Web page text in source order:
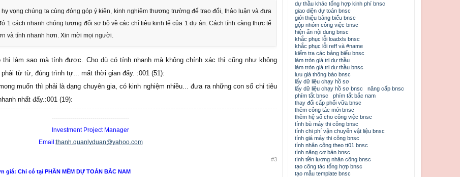
vọng chúng ta cùng đóng góp ý kiên, kinh nghiệm thương trường để trao đổi, thảo luận và đưa
1 cách nhanh chóng tương đối sơ bộ về các chỉ tiêu kinh tế của 1 dự án. Cách tính càng thực tế
và tính nhanh hơn. Xin mời mọi người.
thì làm sao mà tính được. Cho dù có tính nhanh mà không chính xác thì cũng như không
từ từ, đúng trình tự... mất thời gian đấy. :001 (51):
muốn thì phải là dạng chuyên gia, có kinh nghiệm nhiều... đưa ra những con số chỉ tiêu
nhất đấy.:001 (19):
--------------------------------------
Investment Project Manager
Email:thanh.quanlyduan@yahoo.com
#3
Chỉ có tại PHẦN MỀM DỰ TOÁN BẮC NAM
dự thầu khác tổng hợp kinh phí bnsc
giao diện dự toán bnsc
giới thiệu bảng biểu bnsc
gộp nhóm công việc bnsc
hiện ẩn nội dung bnsc
khắc phục lỗi loadxls bnsc
khắc phục lỗi reff và #name
kiểm tra các bảng biểu bnsc
làm tròn giá trị dự thầu
làm tròn giá trị dự thầu bnsc
lưu giá thông báo bnsc
lấy dữ liệu chạy hồ sơ
lấy dữ liệu chạy hồ sơ bnsc
nâng cấp bnsc
phím tắt bnsc
phím tắt bắc nam
thay đổi cấp phối vữa bnsc
thêm công tác mới bnsc
thêm hệ số cho công việc bnsc
tính bù máy thi công bnsc
tính chi phí vận chuyển vật liệu bnsc
tính giá máy thi công bnsc
tính nhân công theo tt01 bnsc
tính năng cơ bản bnsc
tính tiền lương nhân công bnsc
tạo công tác tổng hợp bnsc
tạo mẫu template bnsc